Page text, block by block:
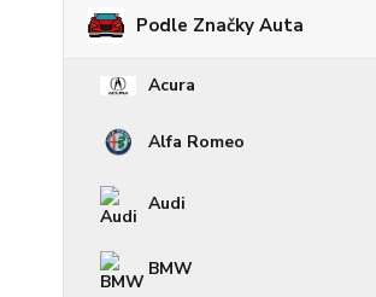
Podle Značky Auta
Acura
Alfa Romeo
Audi
BMW